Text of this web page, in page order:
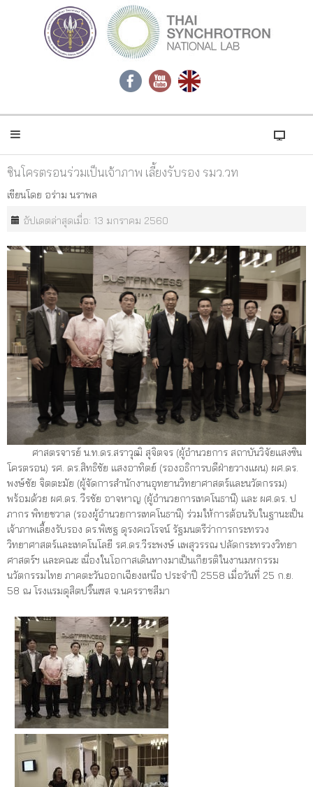
ซินโครตรอนร่วมเป็นเจ้าภาพ เลี้ยงรับรอง รมว.วท
เขียนโดย อร่าม นราพล
อัปเดตล่าสุดเมื่อ: 13 มกราคม 2560
ศาสตรจารย์ น.ท.ดร.สราวุฒิ สุจิตจร (ผู้อำนวยการ สถาบันวิจัยแสงซิน
โครตรอน) รศ. ดร.สิทธิชัย แสงอาทิตย์ (รองอธิการบดีฝ่ายวางแผน) ผศ.ดร.
พงษ์ชัย จิตตะมัย (ผู้จัดการสำนักงานอุทยานวิทยาศาสตร์และนวัตกรรม)
พร้อมด้วย ผศ.ดร. วีรชัย อาจหาญ (ผู้อำนวยการเทคโนธานี) และ ผศ.ดร. ป
ภากร พิทยชวาล (รองผู้อำนวยการเทคโนธานี) ร่วมให้การต้อนรับในฐานะเป็น
เจ้าภาพเลี้ยงรับรอง ดร.พิเชฐ ดุรงคเวโรจน์ รัฐมนตรีว่าการกระทรวง
วิทยาศาสตร์และเทคโนโลยี รศ.ดร.วีระพงษ์ แพสุวรรณ ปลัดกระทรวงวิทยา
ศาสตร์ฯ และคณะ เนื่องในโอกาสเดินทางมาเป็นเกียรติในงานมหกรรม
นวัตกรรมไทย ภาคตะวันออกเฉียงเหนือ ประจำปี 2558 เมื่อวันที่ 25 ก.ย.
58 ณ โรงแรมดุสิตปริ๊นเซส จ.นครราชสีมา